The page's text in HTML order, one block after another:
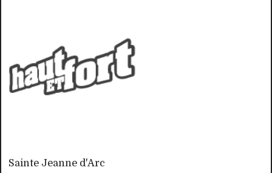
Sainte Jeanne d'Arc